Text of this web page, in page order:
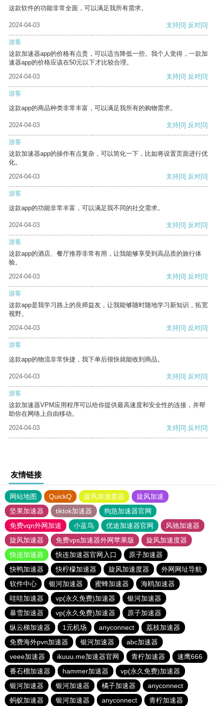
这款软件的功能非常全面，可以满足我所有需求。
2024-04-03 支持[0] 反对[0]
游客
这款加速器app的价格有点贵，可以适当降低一些。我个人觉得，一款加
速器app的价格应该在50元以下才比较合理。
2024-04-03
支持[0] 反对[0]
游客
这款app的商品种类非常丰富，可以满足我所有的购物需求。
2024-04-03 支持[0] 反对[0]
游客
这款加速器app的操作有点复杂，可以简化一下，比如将设置页面进行优
化。
2024-04-03
支持[0] 反对[0]
游客
这款app的功能非常丰富，可以满足我不同的社交需求。
2024-04-03 支持[0] 反对[0]
游客
这款app的酒店、餐厅推荐非常有用，让我能够享受到高品质的旅行体
验。
2024-04-03
支持[0] 反对[0]
游客
这款app是我学习路上的良师益友，让我能够随时随地学习新知识，拓宽
视野。
2024-04-03
支持[0] 反对[0]
游客
这款app的物流非常快捷，我下单后很快就能收到商品。
2024-04-03 支持[0] 反对[0]
游客
这款加速器VPM应用程序可以给你提供最高速度和安全性的连接，并帮
助你在网络上自由移动。
2024-04-03
支持[0] 反对[0]
友情链接
网站地图 QuickQ 旋风加速度器
旋风加速
坚果加速器
tiktok加速器
狗急加速器官网
免费vqn外网加速
小蓝鸟 优途加速器官网
风驰加速器
旋风加速器
免费vps加速器外网苹果版
旋风加速度器
快连加速器
快连加速器官网入口
原子加速器
快鸭加速器
快柠檬加速器 旋风加速度器
外网网址导航
软件中心
银河加速器 蜜蜂加速器
海鸥加速器
哇哇加速器
vp(永久免费)加速器
银河加速器
暴雪加速器
vp(永久免费)加速器
原子加速器
纵云梯加速器
1元机场 anyconnect
荔枝加速器
免费海外pvn加速器
银河加速器
abc加速器
veee加速器
ikuuu.me加速器官网 青柠加速器
速鹰666
番石榴加速器
hammer加速器
vp(永久免费)加速器
银河加速器
银河加速器 橘子加速器
anyconnect
蚂蚁加速器
银河加速器 anyconnect 青柠加速器